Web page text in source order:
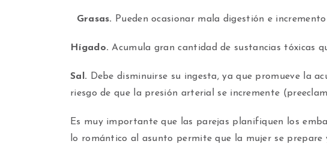
Grasas. Pueden ocasionar mala digestión e incremento
Hígado. Acumula gran cantidad de sustancias tóxicas
Sal. Debe disminuirse su ingesta, ya que promueve la
riesgo de que la presión arterial se incremente
Es muy importante que las parejas planifiquen los
lo romántico al asunto permite que la mujer se prepare